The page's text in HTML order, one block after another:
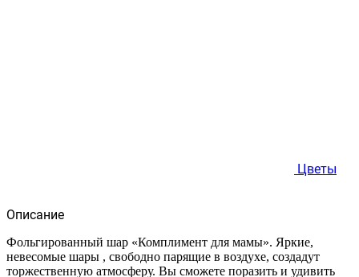
Цветы
Описание
Фольгированный шар «Комплимент для мамы». Яркие,
невесомые шары , свободно парящие в воздухе, создадут
торжественную атмосферу. Вы сможете поразить и удивить